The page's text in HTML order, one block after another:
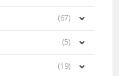
(67)
(5)
(19)